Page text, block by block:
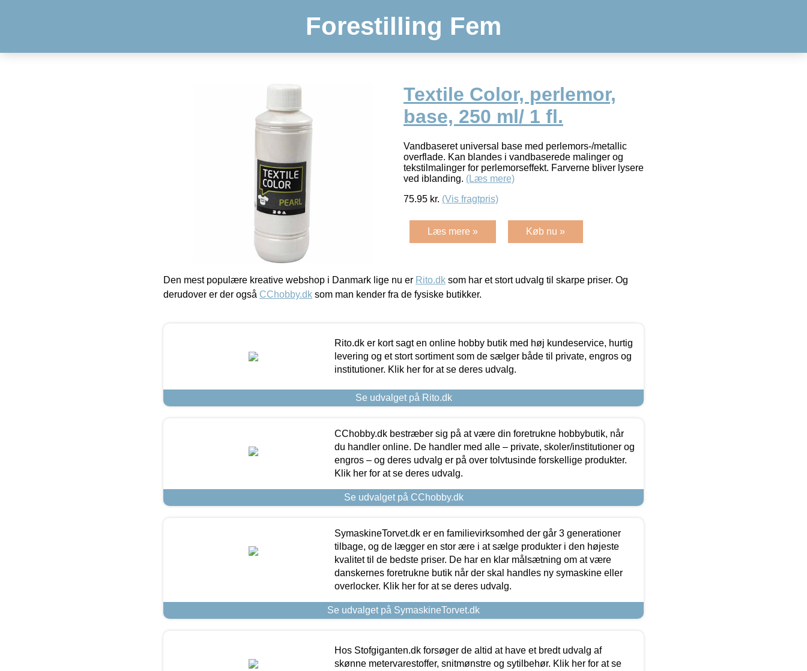
Forestilling Fem
Textile Color, perlemor,
base, 250 ml/ 1 fl.
Vandbaseret universal base med perlemors-/metallic
overflade. Kan blandes i vandbaserede malinger og
tekstilmalinger for perlemorseffekt. Farverne bliver lysere
ved iblanding. (Læs mere)
75.95 kr. (Vis fragtpris)
Læs mere » Køb nu »
Den mest populære kreative webshop i Danmark lige nu er Rito.dk som har et stort udvalg til skarpe priser. Og
derudover er der også CChobby.dk som man kender fra de fysiske butikker.
Rito.dk er kort sagt en online hobby butik med høj kundeservice, hurtig
levering og et stort sortiment som de sælger både til private, engros og
institutioner. Klik her for at se deres udvalg.
Se udvalget på Rito.dk
CChobby.dk bestræber sig på at være din foretrukne hobbybutik, når
du handler online. De handler med alle – private, skoler/institutioner og
engros – og deres udvalg er på over tolvtusinde forskellige produkter.
Klik her for at se deres udvalg.
Se udvalget på CChobby.dk
SymaskineTorvet.dk er en familievirksomhed der går 3 generationer
tilbage, og de lægger en stor ære i at sælge produkter i den højeste
kvalitet til de bedste priser. De har en klar målsætning om at være
danskernes foretrukne butik når der skal handles ny symaskine eller
overlocker. Klik her for at se deres udvalg.
Se udvalget på SymaskineTorvet.dk
Hos Stofgiganten.dk forsøger de altid at have et bredt udvalg af
skønne metervarestoffer, snitmønstre og sytilbehør. Klik her for at se